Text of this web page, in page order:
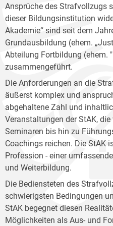
Ansprüche des Strafvollzugs
dieser Bildungsinstitution
Akademie“ sind seit dem
Grundausbildung (ehem.
Abteilung Fortbildung (ehem.
zusammengeführt.
Die Anforderungen an die
äußerst komplex und
abgehaltene Zahl und
Veranstaltungen der StAK,
Seminaren bis hin zu
Coachings reichen. Die StAK
Profession - einer
und Weiterbildung.
Die Bediensteten des
schwierigsten Bedingungen
StAK begegnet diesen
Möglichkeiten als Aus- und